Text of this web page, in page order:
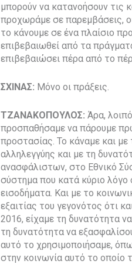
μπορούν να κατανοήσουν τις
προχωράμε σε παρεμβάσεις,
το κάνουμε σε ένα πλαίσιο
επιβεβαιωθεί από τα
επιβεβαιώσει πέρα από το
ΣΧΙΝΑΣ: Μόνο οι πράξεις.
ΤΖΑΝΑΚΟΠΟΥΛΟΣ: Άρα,
προσπαθήσαμε να πάρουμε
προστασίας. Το κάναμε και με
αλληλεγγύης και με τη
ανασφάλιστων, στο Εθνικό
σύστημα που κατά κύριο λόγο
εισοδήματα. Και με το
εξαιτίας του γεγονότος ότι
2016, είχαμε τη δυνατότητα
τη δυνατότητα να
αυτό το χρησιμοποιήσαμε,
στην κοινωνία αυτό το οποίο